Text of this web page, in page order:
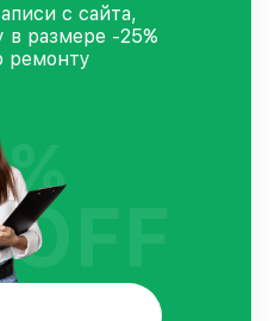
с сайта,
в размере -25%
ремонту
%
OFF